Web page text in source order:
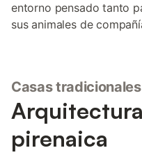
entorno pensado tanto
sus animales de
Casas
pirenaica